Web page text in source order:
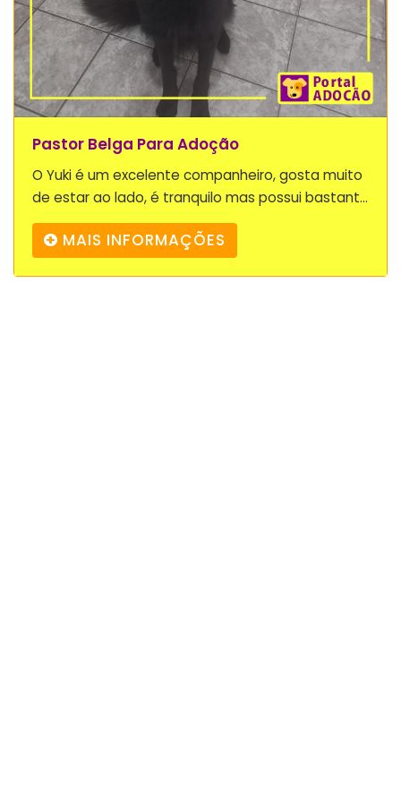
Pastor Belga Para Adoção
O Yuki é um excelente companheiro, gosta muito
de estar ao lado, é tranquilo mas possui bastant...
MAIS INFORMAÇÕES